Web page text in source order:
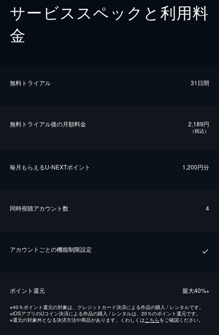
サービススペックと利用料
金
無料トライアル 31日間
無料トライアル後の⽉額料金 2,189円
（税込）
毎⽉もらえるU-NEXTポイント 1,200円分
同時視聴アカウント数 4
アカウントごとの機能制限設定
ポイント還元 最⼤40%※
※40％ポイント還元の対象は、クレジットカード決済による作品の購入 / レンタルです。
※iOSアプリのUコイン決済による作品の購入 / レンタルは、20％のポイント還元です。
※還元の対象外となる決済方法や商品があります。くわしくはこちらをご確認ください。